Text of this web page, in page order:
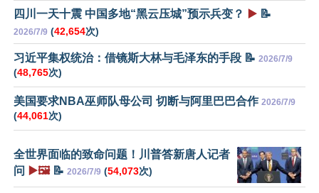
四川一天十震 中国多地“黑云压城”预示兵变？ ▶️ 📝
2026/7/9 (42,654次)
习近平集权统治：借镜斯大林与毛泽东的手段 📝 2026/7/9
(48,765次)
美国要求NBA巫师队母公司 切断与阿里巴巴合作 2026/7/9
(44,061次)
全世界面临的致命问题！川普答新唐人记者
问
▶️🖼️📝 2026/7/9 (54,073次)